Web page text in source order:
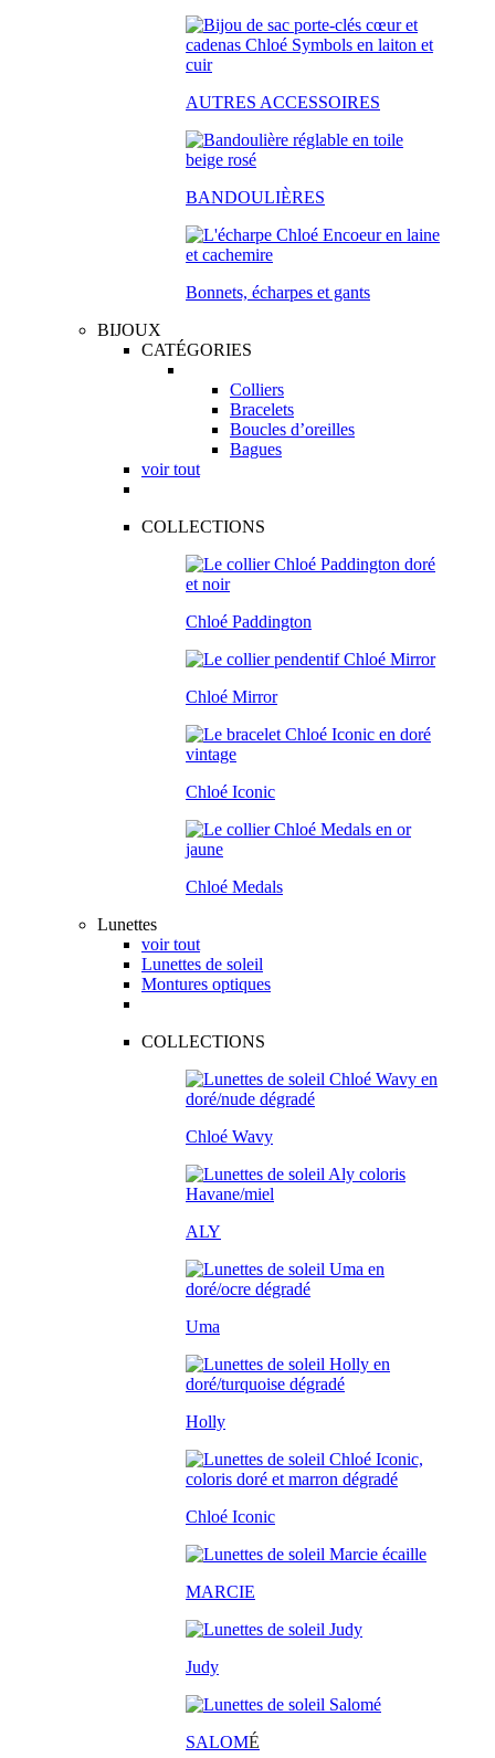
AUTRES ACCESSOIRES
BANDOULIÈRES
Bonnets, écharpes et gants
BIJOUX
CATÉGORIES
Colliers
Bracelets
Boucles d’oreilles
Bagues
voir tout
COLLECTIONS
Chloé Paddington
Chloé Mirror
Chloé Iconic
Chloé Medals
Lunettes
voir tout
Lunettes de soleil
Montures optiques
COLLECTIONS
Chloé Wavy
ALY
Uma
Holly
Chloé Iconic
MARCIE
Judy
SALOMÉ